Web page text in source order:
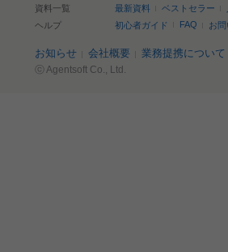
資料一覧
最新資料 ベストセラー
ヘルプ
初心者ガイド FAQ お問
お知らせ 会社概要 業務提携について
ⓒ Agentsoft Co., Ltd.